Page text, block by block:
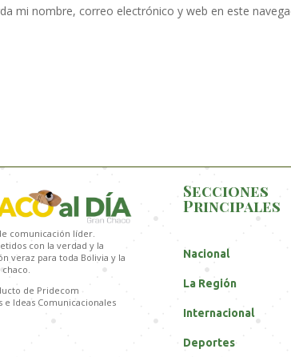
mi nombre, correo electrónico y web en este
comunicación líder.
con la verdad y la
veraz para toda Bolivia y la
de Pridecom
e Ideas Comunicacionales
Secciones
Principales
Nacional
La Región
Internacional
Deportes